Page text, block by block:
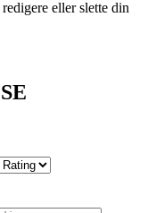
eller slette din